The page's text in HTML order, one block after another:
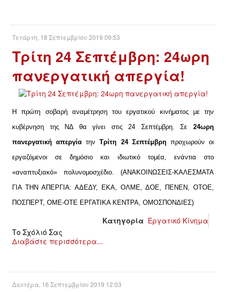
Τετάρτη, 18 Σεπτεμβρίου 2019 09:53
Τρίτη 24 Σεπτέμβρη: 24ωρη
πανεργατική απεργία!
Η πρώτη σοβαρή αναμέτρηση του εργατικού κινήματος με την
κυβέρνηση της ΝΔ θα γίνει στις 24 Σεπτέμβρη. Σε 24ωρη
πανεργατική απεργία τηνΤρίτη 24 Σεπτέμβρη προχωρούν οι
εργαζόμενοι σε δημόσιο και ιδιωτικό τομέα, ενάντια στο
«αναπτυξιακό» πολυνομοσχέδιο. (ΑΝΑΚΟΙΝΩΣΕΙΣ-ΚΑΛΕΣΜΑΤΑ
ΓΙΑ ΤΗΝ ΑΠΕΡΓΙΑ: ΑΔΕΔΥ, ΕΚΑ, ΟΛΜΕ, ΔΟΕ, ΠΕΝΕΝ, ΟΤΟΕ,
ΠΟΣΠΕΡΤ, OME-OTE ΕΡΓΑΤΙΚΑ ΚΕΝΤΡΑ, ΟΜΟΣΠΟΝΔΙΕΣ)
Κατηγορία Εργατικό Κίνημα
Το Σχόλιό Σας
Διαβάστε περισσότερα...
Δευτέρα, 16 Σεπτεμβρίου 2019 12:03